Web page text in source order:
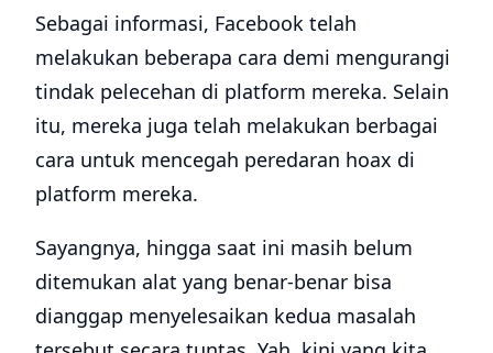
Sebagai informasi, Facebook telah
melakukan beberapa cara demi mengurangi
tindak pelecehan di platform mereka. Selain
itu, mereka juga telah melakukan berbagai
cara untuk mencegah peredaran hoax di
platform mereka.
Sayangnya, hingga saat ini masih belum
ditemukan alat yang benar-benar bisa
dianggap menyelesaikan kedua masalah